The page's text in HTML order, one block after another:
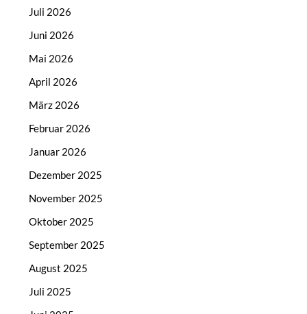
Juli 2026
Juni 2026
Mai 2026
April 2026
März 2026
Februar 2026
Januar 2026
Dezember 2025
November 2025
Oktober 2025
September 2025
August 2025
Juli 2025